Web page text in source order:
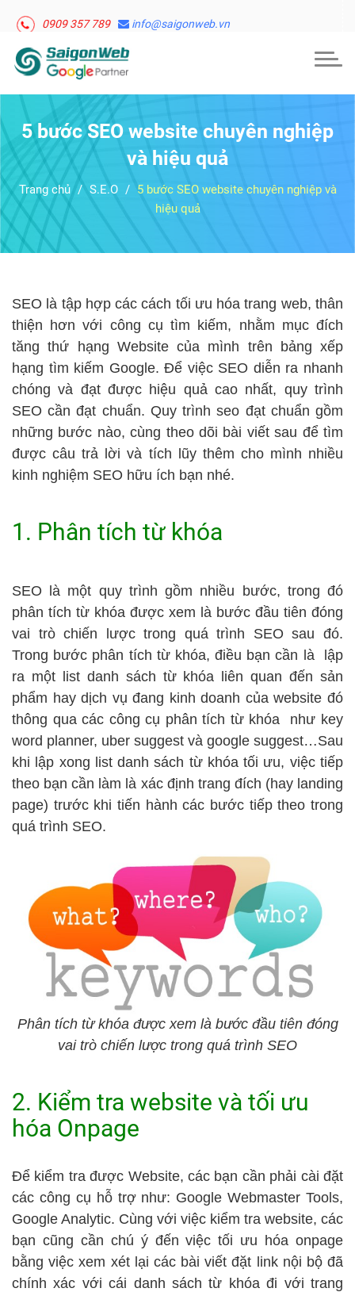
0909 357 789 info@saigonweb.vn
5 bước SEO website chuyên nghiệp
và hiệu quả
Trang chủ S.E.O
5 bước SEO website chuyên nghiệp và
hiệu quả
SEO là tập hợp các cách tối ưu hóa trang web, thân
thiện hơn với công cụ tìm kiếm, nhằm mục đích
tăng thứ hạng Website của mình trên bảng xếp
hạng tìm kiếm Google. Để việc SEO diễn ra nhanh
chóng và đạt được hiệu quả cao nhất, quy trình
SEO cần đạt chuẩn. Quy trình seo đạt chuẩn gồm
những bước nào, cùng theo dõi bài viết sau để tìm
được câu trả lời và tích lũy thêm cho mình nhiều
kinh nghiệm SEO hữu ích bạn nhé.
1. Phân tích từ khóa
SEO là một quy trình gồm nhiều bước, trong đó
phân tích từ khóa được xem là bước đầu tiên đóng
vai trò chiến lược trong quá trình SEO sau đó.
Trong bước phân tích từ khóa, điều bạn cần là lập
ra một list danh sách từ khóa liên quan đến sản
phẩm hay dịch vụ đang kinh doanh của website đó
thông qua các công cụ phân tích từ khóa như key
word planner, uber suggest và google suggest…Sau
khi lập xong list danh sách từ khóa tối ưu, việc tiếp
theo bạn cần làm là xác định trang đích (hay landing
page) trước khi tiến hành các bước tiếp theo trong
quá trình SEO.
Phân tích từ khóa được xem là bước đầu tiên đóng
vai trò chiến lược trong quá trình SEO
2. Kiểm tra website và tối ưu
hóa Onpage
Để kiểm tra được Website, các bạn cần phải cài đặt
các công cụ hỗ trợ như: Google Webmaster Tools,
Google Analytic. Cùng với việc kiểm tra website, các
bạn cũng cần chú ý đến việc tối ưu hóa onpage
bằng việc xem xét lại các bài viết đặt link nội bộ đã
chính xác với cái danh sách từ khóa đi với trang